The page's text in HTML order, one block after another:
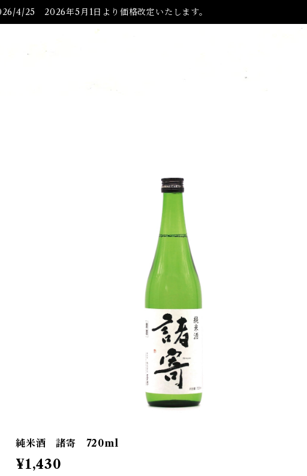
4/25 2026年5月1日より価格改定いたします。
純米酒 諸寄 720ml
¥1,430